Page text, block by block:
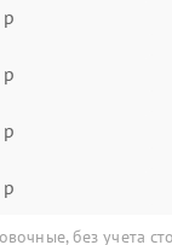
без учета